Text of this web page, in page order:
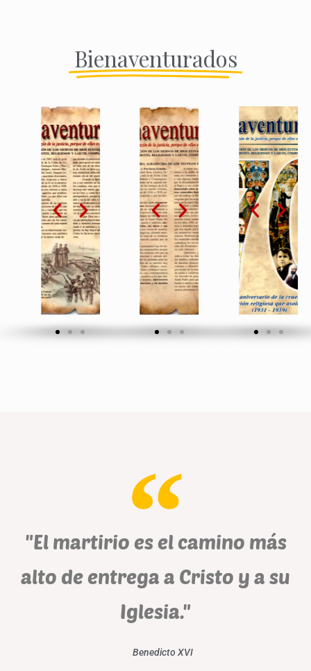
Bienaventurados
"El martirio es el camino más
alto de entrega a Cristo y a su
Iglesia."
Benedicto XVI